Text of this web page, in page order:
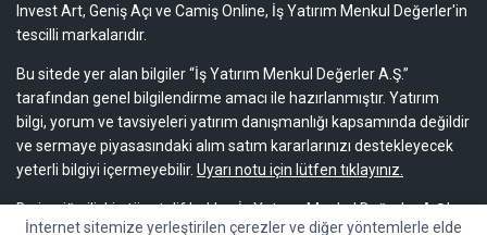
Invest Art, Geniş Açı ve Camiş Online, İş Yatırım Menkul Değerler'in
tescilli markalarıdır.
Bu sitede yer alan bilgiler “İş Yatırım Menkul Değerler A.Ş.”
tarafından genel bilgilendirme amacı ile hazırlanmıştır. Yatırım
bilgi, yorum ve tavsiyeleri yatırım danışmanlığı kapsamında değildir
ve sermaye piyasasındaki alım satım kararlarınızı destekleyecek
yeterli bilgiyi içermeyebilir. Uyarı notu için lütfen tıklayınız.
Bu içeriğe ilişkin tüm telif hakları İş Yatırım Menkul Değerler A.Ş.’ye
İnternet sitemize yerleştirilen çerezler ve diğer yöntemlerle elde